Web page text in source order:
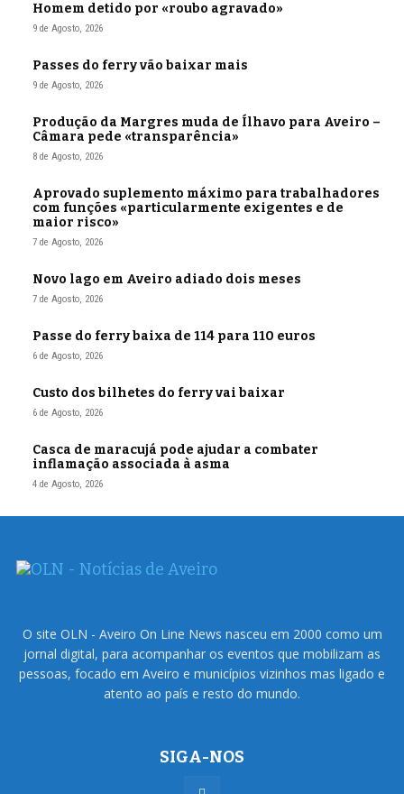
Homem detido por «roubo agravado»
9 de Agosto, 2026
Passes do ferry vão baixar mais
9 de Agosto, 2026
Produção da Margres muda de Ílhavo para Aveiro –
Câmara pede «transparência»
8 de Agosto, 2026
Aprovado suplemento máximo para trabalhadores
com funções «particularmente exigentes e de
maior risco»
7 de Agosto, 2026
Novo lago em Aveiro adiado dois meses
7 de Agosto, 2026
Passe do ferry baixa de 114 para 110 euros
6 de Agosto, 2026
Custo dos bilhetes do ferry vai baixar
6 de Agosto, 2026
Casca de maracujá pode ajudar a combater
inflamação associada à asma
4 de Agosto, 2026
O site OLN - Aveiro On Line News nasceu em 2000 como um
jornal digital, para acompanhar os eventos que mobilizam as
pessoas, focado em Aveiro e municípios vizinhos mas ligado e
atento ao país e resto do mundo.
SIGA-NOS